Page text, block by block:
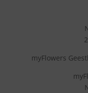
myFlowers